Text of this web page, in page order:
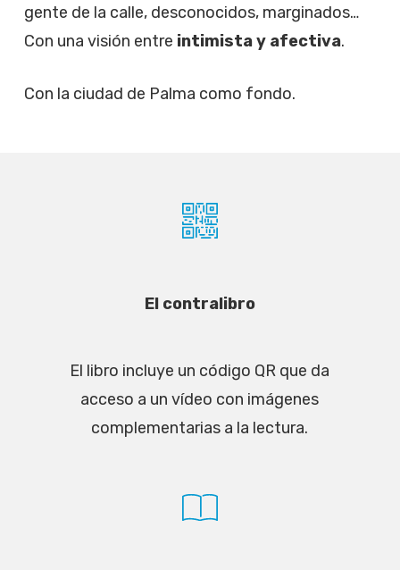
gente de la calle, desconocidos, marginados…
Con una visión entre intimista y afectiva.
Con la ciudad de Palma como fondo.
El contralibro
El libro incluye un código QR que da
acceso a un vídeo con imágenes
complementarias a la lectura.